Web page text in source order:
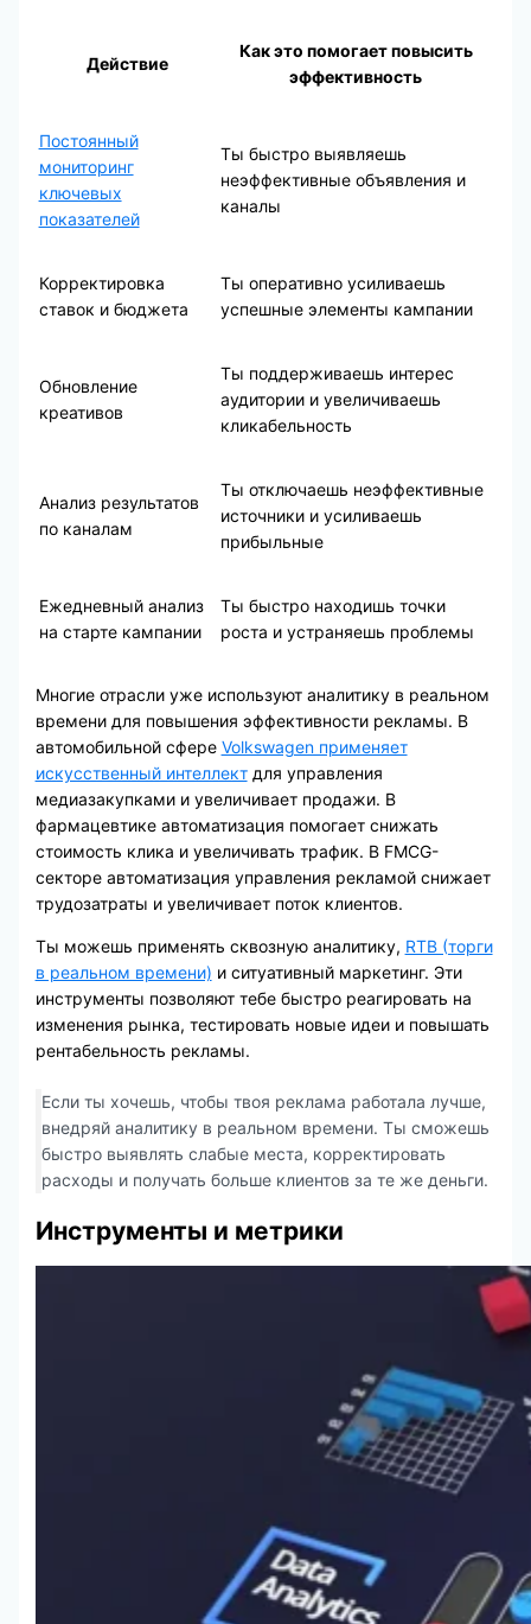
Действие
Как это помогает повысить
эффективность
Постоянный
мониторинг
ключевых
показателей
Ты быстро выявляешь
неэффективные объявления и
каналы
Корректировка
ставок и бюджета
Ты оперативно усиливаешь
успешные элементы кампании
Обновление
креативов
Ты поддерживаешь интерес
аудитории и увеличиваешь
кликабельность
Анализ результатов
по каналам
Ты отключаешь неэффективные
источники и усиливаешь
прибыльные
Ежедневный анализ
на старте кампании
Ты быстро находишь точки
роста и устраняешь проблемы
Многие отрасли уже используют аналитику в реальном
времени для повышения эффективности рекламы. В
автомобильной сфере Volkswagen применяет
искусственный интеллектдля управления
медиазакупками и увеличивает продажи. В
фармацевтике автоматизация помогает снижать
стоимость клика и увеличивать трафик. В FMCG-
секторе автоматизация управления рекламой снижает
трудозатраты и увеличивает поток клиентов.
Ты можешь применять сквозную аналитику, RTB (торги
в реальном времени) и ситуативный маркетинг. Эти
инструменты позволяют тебе быстро реагировать на
изменения рынка, тестировать новые идеи и повышать
рентабельность рекламы.
Если ты хочешь, чтобы твоя реклама работала лучше,
внедряй аналитику в реальном времени. Ты сможешь
быстро выявлять слабые места, корректировать
расходы и получать больше клиентов за те же деньги.
Инструменты и метрики